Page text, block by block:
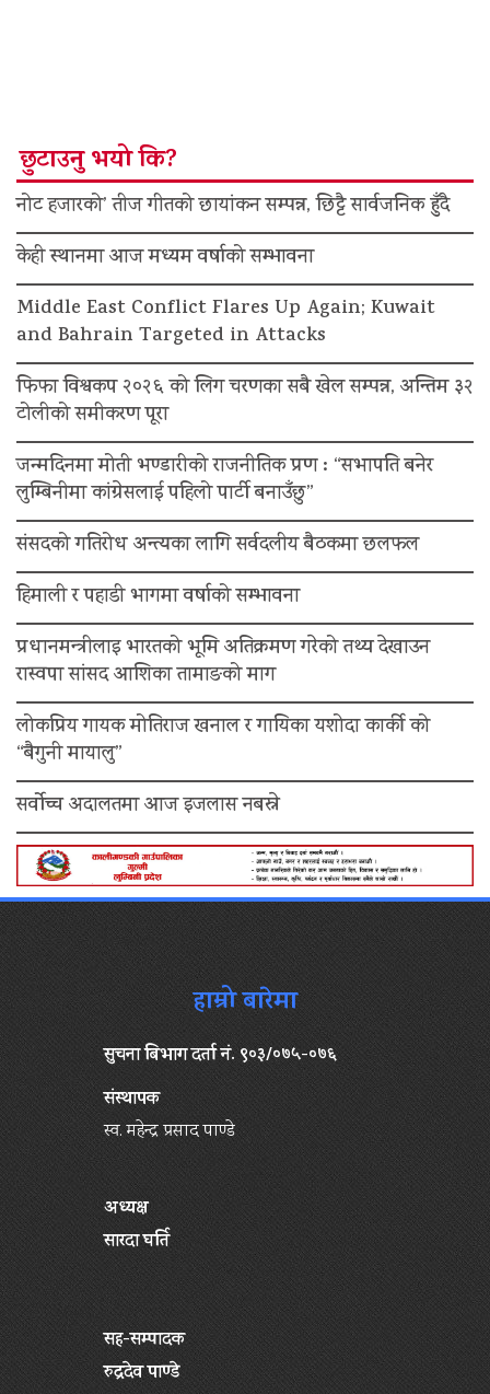
छुटाउनु भयो कि?
नोट हजारको’ तीज गीतको छायांकन सम्पन्न, छिट्टै सार्वजनिक हुँदै
केही स्थानमा आज मध्यम वर्षाको सम्भावना
Middle East Conflict Flares Up Again; Kuwait
and Bahrain Targeted in Attacks
फिफा विश्वकप २०२६ को लिग चरणका सबै खेल सम्पन्न, अन्तिम ३२
टोलीको समीकरण पूरा
जन्मदिनमा मोती भण्डारीको राजनीतिक प्रण : “सभापति बनेर
लुम्बिनीमा कांग्रेसलाई पहिलो पार्टी बनाउँछु”
संसदको गतिरोध अन्त्यका लागि सर्वदलीय बैठकमा छलफल
हिमाली र पहाडी भागमा वर्षाको सम्भावना
प्रधानमन्त्रीलाइ भारतको भूमि अतिक्रमण गरेको तथ्य देखाउन
रास्वपा सांसद आशिका तामाङको माग
लोकप्रिय गायक मोतिराज खनाल र गायिका यशोदा कार्की को
“बैगुनी मायालु”
सर्वोच्च अदालतमा आज इजलास नबस्ने
हाम्रो बारेमा
सुचना बिभाग दर्ता नं. ९०३/०७५-०७६
संस्थापक
स्व. महेन्द्र प्रसाद पाण्डे
अध्यक्ष
सारदा घर्ति
सह-सम्पादक
रुद्रदेव पाण्डे